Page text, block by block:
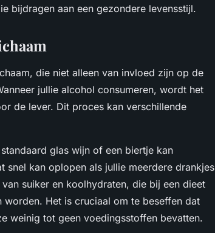
bijdragen aan een gezondere levensstijl.
die niet alleen van invloed zijn op de
jullie alcohol consumeren, wordt het
de lever. Dit proces kan verschillende
glas wijn of een biertje kan
kan oplopen als jullie meerdere drankjes
suiker en koolhydraten, die bij een dieet
Het is cruciaal om te beseffen dat
weinig tot geen voedingsstoffen bevatten.